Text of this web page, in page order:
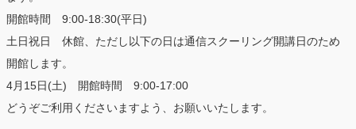
開館時間 9:00-18:30(平日)
土日祝日 休館、ただし以下の日は通信スクーリング開講日のため
開館します。
4月15日(土) 開館時間 9:00-17:00
どうぞご利用くださいますよう、お願いいたします。